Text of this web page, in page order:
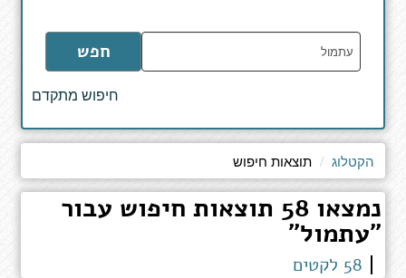
הקלד
מילים
לחיפוש
חפש
חיפוש מתקדם
הקטלוג תוצאות חיפוש
נמצאו 58 תוצאות חיפוש עבור
"עתמול"
58 לקטים